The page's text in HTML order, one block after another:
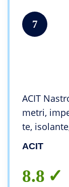
7
ACIT
metri,
te,
ACIT
8.8